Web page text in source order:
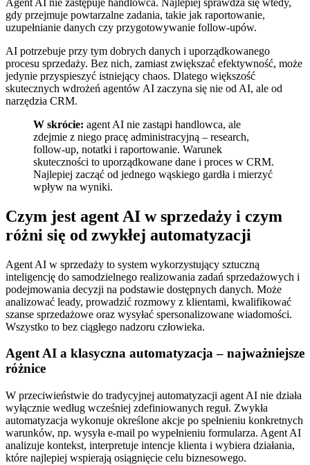
gdy przejmuje powtarzalne zadania, takie jak raportowanie,
uzupełnianie danych czy przygotowywanie follow-upów.
AI potrzebuje przy tym dobrych danych i uporządkowanego
procesu sprzedaży. Bez nich, zamiast zwiększać efektywność, może
jedynie przyspieszyć istniejący chaos. Dlatego większość
skutecznych wdrożeń agentów AI zaczyna się nie od AI, ale od
narzędzia CRM.
W skrócie: agent AI nie zastąpi handlowca, ale
zdejmie z niego pracę administracyjną – research,
follow-up, notatki i raportowanie. Warunek
skuteczności to uporządkowane dane i proces w CRM.
Najlepiej zacząć od jednego wąskiego gardła i mierzyć
wpływ na wyniki.
Czym jest agent AI w sprzedaży i czym
różni się od zwykłej automatyzacji
Agent AI w sprzedaży to system wykorzystujący sztuczną
inteligencję do samodzielnego realizowania zadań sprzedażowych i
podejmowania decyzji na podstawie dostępnych danych. Może
analizować leady, prowadzić rozmowy z klientami, kwalifikować
szanse sprzedażowe oraz wysyłać spersonalizowane wiadomości.
Wszystko to bez ciągłego nadzoru człowieka.
Agent AI a klasyczna automatyzacja – najważniejsze
różnice
W przeciwieństwie do tradycyjnej automatyzacji agent AI nie działa
wyłącznie według wcześniej zdefiniowanych reguł. Zwykła
automatyzacja wykonuje określone akcje po spełnieniu konkretnych
warunków, np. wysyła e-mail po wypełnieniu formularza. Agent AI
analizuje kontekst, interpretuje intencje klienta i wybiera działania,
które najlepiej wspierają osiągnięcie celu biznesowego.